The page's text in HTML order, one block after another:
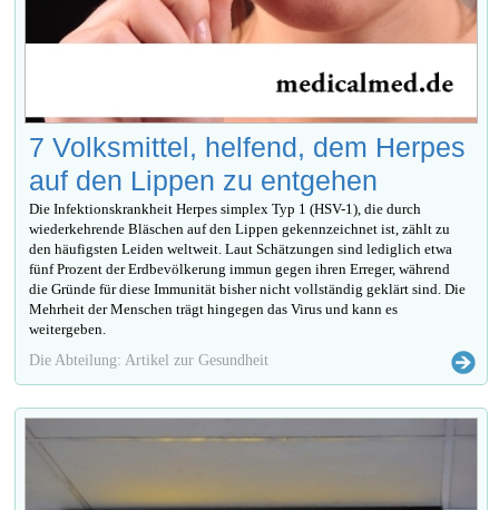
7 Volksmittel, helfend, dem Herpes
auf den Lippen zu entgehen
Die Infektionskrankheit Herpes simplex Typ 1 (HSV-1), die durch
wiederkehrende Bläschen auf den Lippen gekennzeichnet ist, zählt zu
den häufigsten Leiden weltweit. Laut Schätzungen sind lediglich etwa
fünf Prozent der Erdbevölkerung immun gegen ihren Erreger, während
die Gründe für diese Immunität bisher nicht vollständig geklärt sind. Die
Mehrheit der Menschen trägt hingegen das Virus und kann es
weitergeben.
Die Abteilung: Artikel zur Gesundheit